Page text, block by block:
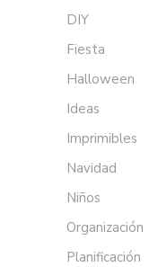
DIY
Fiesta
Halloween
Ideas
Imprimibles
Navidad
Niños
Organización
Planificación